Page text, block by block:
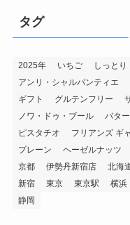
タグ
2025年 いちご しっとり
アンリ・シャルパンティエ
ギフト
グルテンフリー
ノワ・ドゥ・ブール
バター
ピスタチオ
フリアンズ ギ
プレーン
ヘーゼルナッツ
京都
伊勢丹新宿店 北海
新宿
東京 東京駅 横浜
静岡